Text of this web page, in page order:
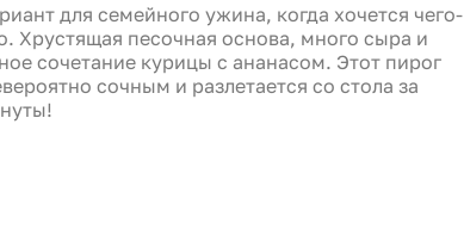
для семейного ужина, когда хочется чего-
Хрустящая песочная основа, много сыра и
сочетание курицы с ананасом. Этот пирог
сочным и разлетается со стола за